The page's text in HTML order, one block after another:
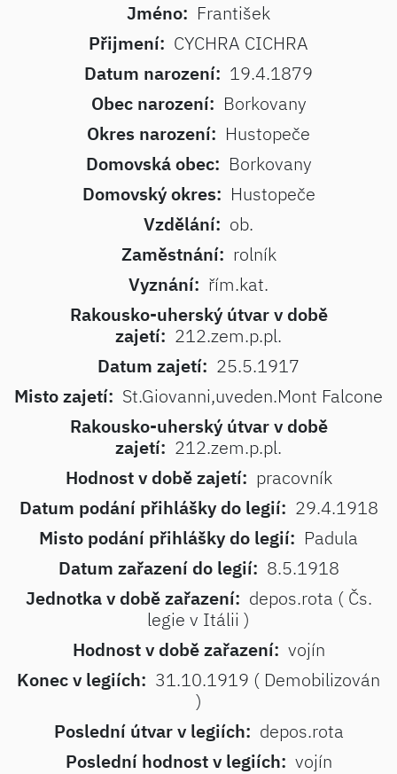
Jméno: František
Přijmení: CYCHRA CICHRA
Datum narození: 19.4.1879
Obec narození: Borkovany
Okres narození: Hustopeče
Domovská obec: Borkovany
Domovský okres: Hustopeče
Vzdělání: ob.
Zaměstnání: rolník
Vyznání: řím.kat.
Rakousko-uherský útvar v době
zajetí: 212.zem.p.pl.
Datum zajetí: 25.5.1917
Misto zajetí: St.Giovanni,uveden.Mont Falcone
Rakousko-uherský útvar v době
zajetí: 212.zem.p.pl.
Hodnost v době zajetí: pracovník
Datum podání přihlášky do legií: 29.4.1918
Misto podání přihlášky do legií: Padula
Datum zařazení do legií: 8.5.1918
Jednotka v době zařazení: depos.rota ( Čs.
legie v Itálii )
Hodnost v době zařazení: vojín
Konec v legiích: 31.10.1919 ( Demobilizován
)
Poslední útvar v legiích: depos.rota
Poslední hodnost v legiích: vojín